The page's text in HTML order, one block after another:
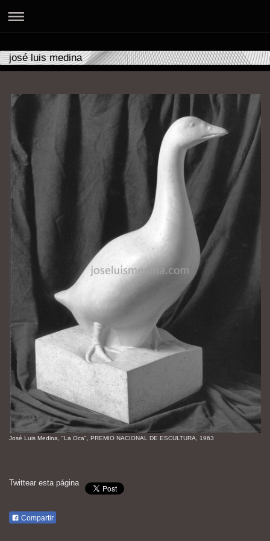
josé luis medina
José Luis Medina, "La Oca", PREMIO NACIONAL DE ESCULTURA, 1963
Twittear esta página
Compartir